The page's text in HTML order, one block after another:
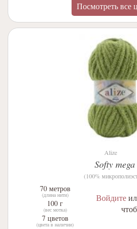
Посмотреть все
Alize
Softy mega
(100%
70 метров
(длина нити)
100 г
(вес мотка)
7 цветов
(цвета в наличии)
Войдите